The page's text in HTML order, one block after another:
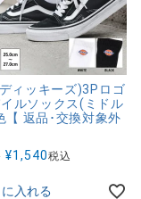
ィッキーズ)3Pロゴ
ルソックス(ミドル
【 返品･交換対象外
¥1,540税込
入れる